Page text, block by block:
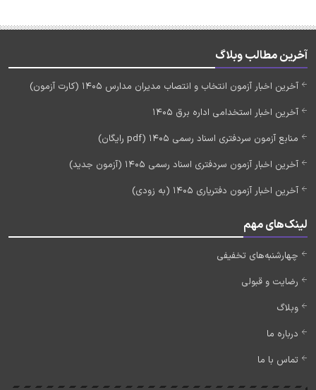
آخرین مطالب وبلاگ
آخرین اخبار آزمون انتخاب و انتصاب مدیران مدارس 1405 (کارت آزمون)
آخرین اخبار استخدامی اداره برق 1405
منابع آزمون سردفتری اسناد رسمی 1405 (pdf رایگان)
آخرین اخبار آزمون سردفتری اسناد رسمی 1405 (آزمون جدید)
آخرین اخبار آزمون دفتریاری 1405 (به زودی)
لینک‌های مهم
چهارشنبه‌های تخفیفی
رضایت و قبولی
وبلاگ
درباره ما
تماس با ما